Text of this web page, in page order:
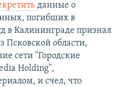
данные о
погибших в
в Калининграде признал
Псковской области,
сети "Городские
Holding",
и счел, что